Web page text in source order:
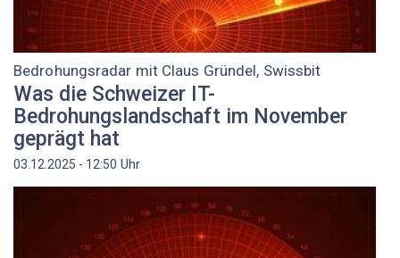
Bedrohungsradar mit Claus Gründel, Swissbit
Was die Schweizer IT-
Bedrohungslandschaft im November
geprägt hat
03.12.2025 - 12:50 Uhr